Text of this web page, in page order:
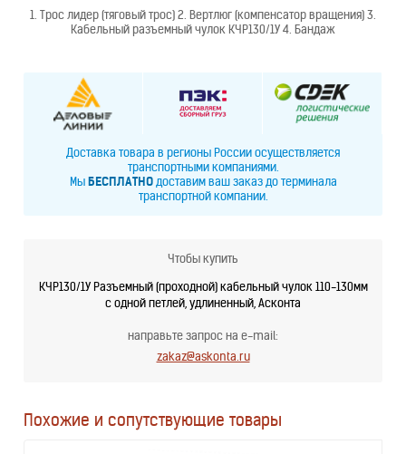
1. Трос лидер (тяговый трос) 2. Вертлюг (компенсатор вращения) 3.
Кабельный разъемный чулок КЧР130/1У 4. Бандаж
Доставка товара в регионы России осуществляется
транспортными компаниями.
МыБЕСПЛАТНОдоставим ваш заказ до терминала
транспортной компании.
Чтобы купить
КЧР130/1У Разъемный (проходной) кабельный чулок 110-130мм
с одной петлей, удлиненный, Асконта
направьте запрос на e-mail:
zakaz@askonta.ru
Похожие и сопутствующие товары